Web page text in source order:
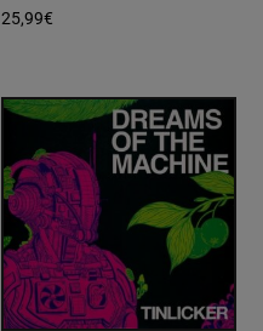
25,99€